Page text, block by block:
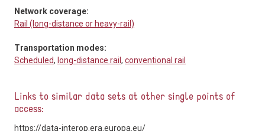
Network coverage:
Rail (long-distance or heavy-rail)
Transportation modes:
Scheduled, long-distance rail, conventional rail
Links to similar data sets at other single points of
access:
https://data-interop.era.europa.eu/